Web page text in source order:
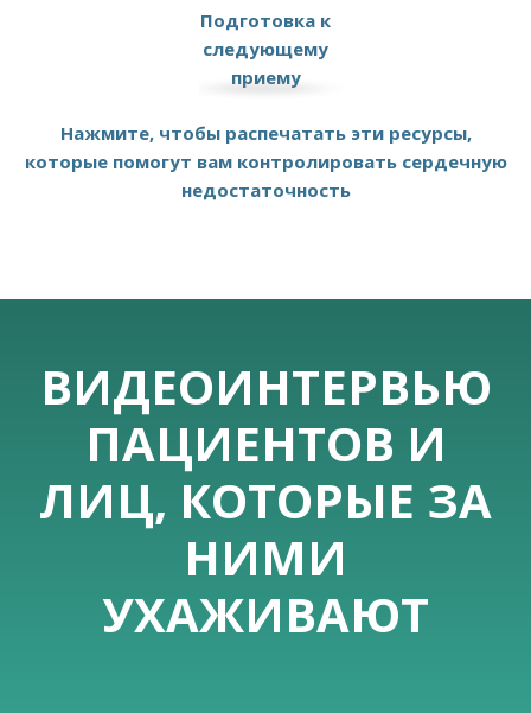
Подготовка к
следующему
приему
Нажмите, чтобы распечатать эти ресурсы,
которые помогут вам контролировать сердечную
недостаточность
ВИДЕОИНТЕРВЬЮ
ПАЦИЕНТОВ И
ЛИЦ, КОТОРЫЕ ЗА
НИМИ
УХАЖИВАЮТ